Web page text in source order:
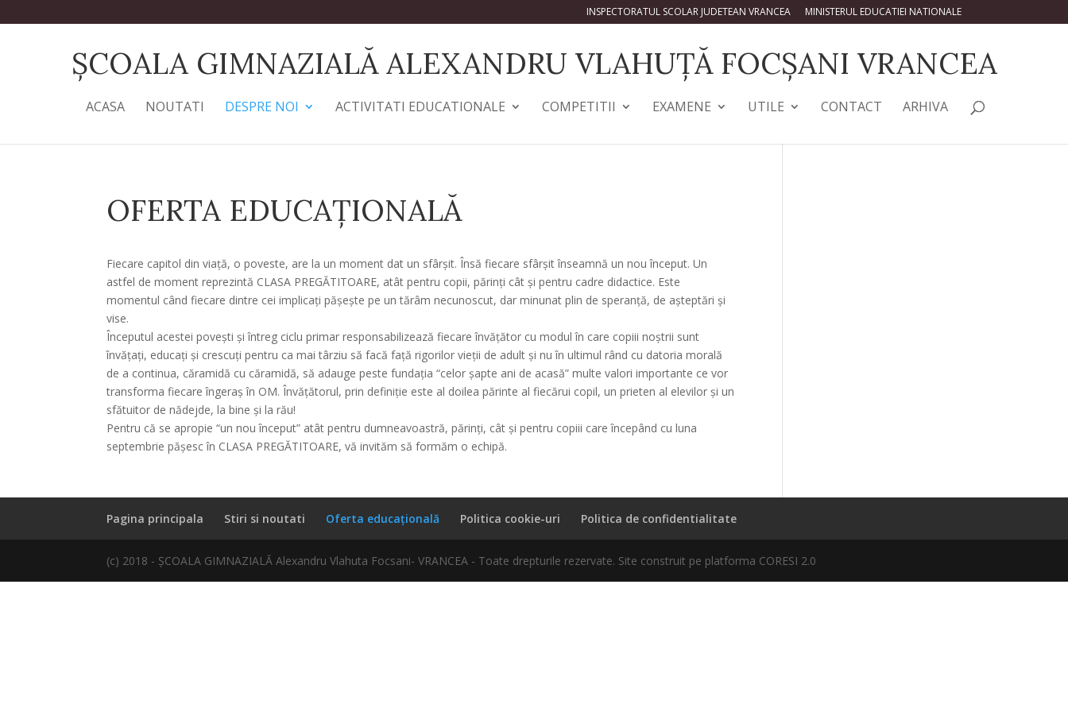
INSPECTORATUL SCOLAR JUDETEAN VRANCEA MINISTERUL EDUCATIEI NATIONALE
ȘCOALA GIMNAZIALĂ ALEXANDRU VLAHUȚĂ FOCȘANI VRANCEA
ACASA NOUTATI DESPRE NOI ACTIVITATI EDUCATIONALE COMPETITII EXAMENE UTILE CONTACT ARHIVA
OFERTA EDUCAȚIONALĂ
Fiecare capitol din viață, o poveste, are la un moment dat un sfârșit. Însă fiecare sfârșit înseamnă un nou început. Un
astfel de moment reprezintă CLASA PREGĂTITOARE, atât pentru copii, părinți cât și pentru cadre didactice. Este
momentul când fiecare dintre cei implicați pășește pe un tărâm necunoscut, dar minunat plin de speranță, de așteptări și
vise.
Începutul acestei povești și întreg ciclu primar responsabilizează fiecare învățător cu modul în care copiii noștrii sunt
învățați, educați și crescuți pentru ca mai târziu să facă față rigorilor vieții de adult și nu în ultimul rând cu datoria morală
de a continua, căramidă cu căramidă, să adauge peste fundația “celor șapte ani de acasă” multe valori importante ce vor
transforma fiecare îngeraș în OM. Învăţătorul, prin definiţie este al doilea părinte al fiecărui copil, un prieten al elevilor şi un
sfătuitor de nădejde, la bine şi la rău!
Pentru că se apropie “un nou început” atât pentru dumneavoastră, părinți, cât și pentru copiii care începând cu luna
septembrie pășesc în CLASA PREGĂTITOARE, vă invităm să formăm o echipă.
Pagina principala Stiri si noutati Oferta educațională Politica cookie-uri Politica de confidentialitate
(c) 2018 - ȘCOALA GIMNAZIALĂ Alexandru Vlahuta Focsani- VRANCEA - Toate drepturile rezervate. Site construit pe platforma CORESI 2.0